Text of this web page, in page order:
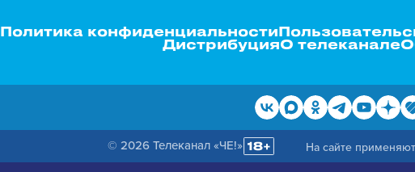
Политика конфиденциальности
ДистрибуцияО телеканале
© 2026 Телеканал «ЧЕ!» На сайте